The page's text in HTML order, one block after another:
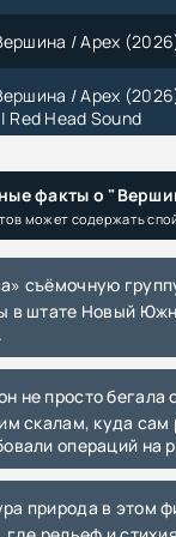
/ Apex
/ Apex (2026)
Red Head Sound
UHD WEB-
/ Apex
/ Apex
Profile 8 | D, L
(2026) WEB-DLRip
факты о
может содержать
в штате Новый
скалам, куда
операций на